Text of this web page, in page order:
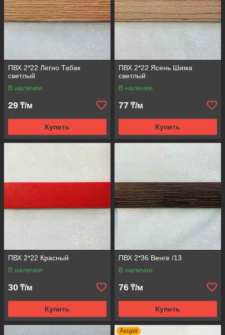
ПВХ 2*22 Легно Табак
светлый
В наличии
29 ₸/м
Купить
ПВХ 2*22 Ясень Шима
светлый
В наличии
77 ₸/м
Купить
ПВХ 2*22 Красный
В наличии
30 ₸/м
Купить
ПВХ 2*36 Венге /13
В наличии
76 ₸/м
Купить
Акция